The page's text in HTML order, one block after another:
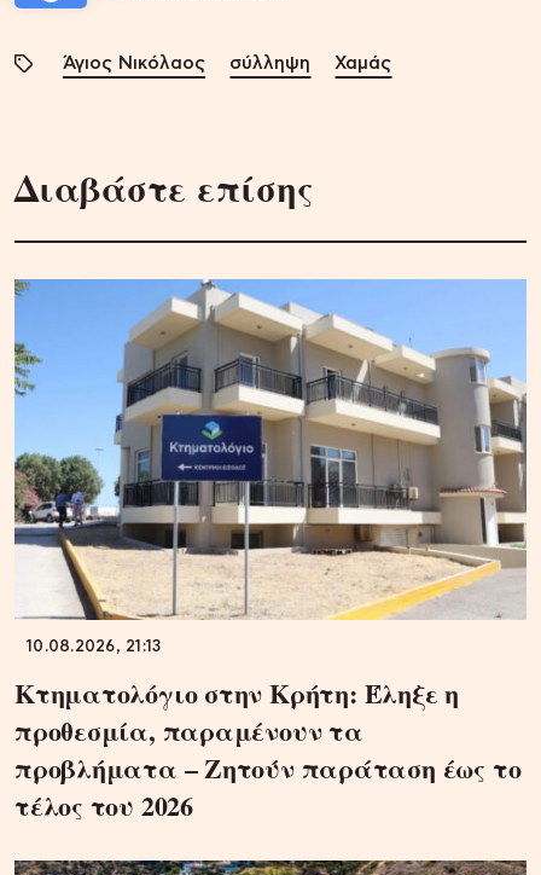
Άγιος Νικόλαος σύλληψη Χαμάς
Διαβάστε επίσης
10.08.2026, 21:13
Κτηματολόγιο στην Κρήτη: Έληξε η
προθεσμία, παραμένουν τα
προβλήματα – Ζητούν παράταση έως το
τέλος του 2026